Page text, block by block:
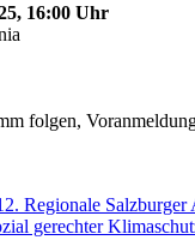
16:00 Uhr
folgen,
Regionale Salzburger
gerechter